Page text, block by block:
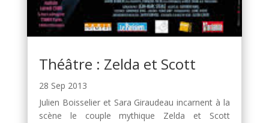
Théâtre : Zelda et Scott
28 Sep 2013
Julien Boisselier et Sara Giraudeau incarnent à la
scène le couple mythique Zelda et Scott